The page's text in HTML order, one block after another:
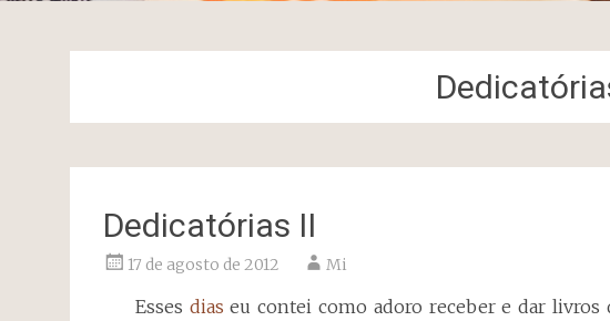
Dedicatórias II
17 de agosto de 2012 Mi
Esses dias eu contei como adoro receber e dar